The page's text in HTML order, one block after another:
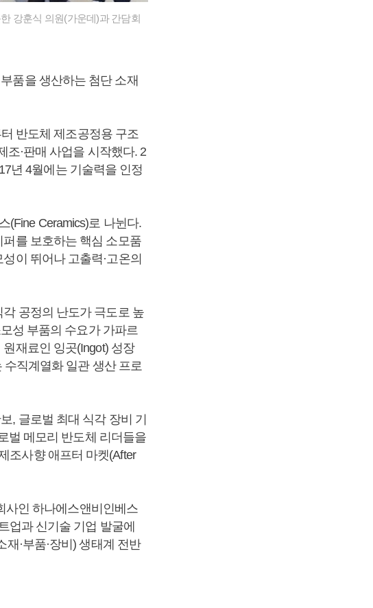
강훈식 의원(가운데)과 간담회
품을 생산하는 첨단 소재
반도체 제조공정용 구조
조·판매 사업을 시작했다. 2
년 4월에는 기술력을 인정
(Fine Ceramics)로 나뉜다.
를 보호하는 핵심 소모품
이 뛰어나 고출력·고온의
공정의 난도가 극도로 높
성 부품의 수요가 가파르
재료인 잉곳(Ingot) 성장
직계열화 일관 생산 프로
, 글로벌 최대 식각 장비 기
벌 메모리 반도체 리더들을
조사향 애프터 마켓(After
사인 하나에스앤비인베스
업과 신기술 기업 발굴에
·부품·장비) 생태계 전반